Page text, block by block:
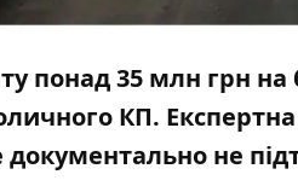
понад 35 млн грн на
КП.
документально не